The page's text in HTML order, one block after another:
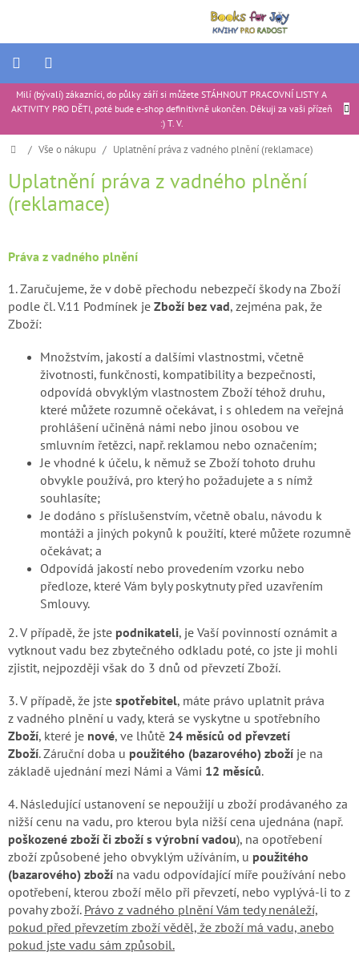
Milí (bývalí) zákazníci, do půlky září si můžete STÁHNOUT PRACOVNÍ LISTY A
AKTIVITY PRO DĚTI, poté bude e-shop definitivně ukončen. Děkuji za vaši přízeň
:) T. V.
Ukázkové
produkty
Portfolio
Tipy
na
dárky
děti
Recenze
produktů
Ke
Značky
Přihlášení
Domů
/ Vše o nákupu / Uplatnění práva z vadného plnění (reklamace)
Uplatnění práva z vadného plnění
(reklamace)
Práva z vadného plnění
1.Zaručujeme, že v době přechodu nebezpečí škody na Zboží
podle čl. V.11 Podmínek je Zboží bez vad, zejména pak, že
Zboží:
Množstvím, jakostí a dalšími vlastnostmi, včetně
životnosti, funkčnosti, kompatibility a bezpečnosti,
odpovídá obvyklým vlastnostem Zboží téhož druhu,
které můžete rozumně očekávat, i s ohledem na veřejná
prohlášení učiněná námi nebo jinou osobou ve
smluvním řetězci, např. reklamou nebo označením;
Je vhodné k účelu, k němuž se Zboží tohoto druhu
obvykle používá, pro který ho požadujete a s nímž
souhlasíte;
Je dodáno s příslušenstvím, včetně obalu, návodu k
montáži a jiných pokynů k použití, které můžete rozumně
očekávat; a
Odpovídá jakostí nebo provedením vzorku nebo
předloze, které Vám byly poskytnuty před uzavřením
Smlouvy.
2. V případě, že jste podnikateli, je Vaší povinností oznámit a
vytknout vadu bez zbytečného odkladu poté, co jste ji mohli
zjistit, nejpozději však do 3 dnů od převzetí Zboží.
3. V případě, že jste spotřebitel, máte právo uplatnit práva
z vadného plnění u vady, která se vyskytne u spotřebního
Zboží, které je nové, ve lhůtě 24 měsíců od převzetí
Zboží. Záruční doba u použitého (bazarového) zboží je na
základě ujednání mezi Námi a Vámi 12 měsíců.
4. Následující ustanovení se nepoužijí u zboží prodávaného za
nižší cenu na vadu, pro kterou byla nižší cena ujednána (např.
poškozené zboží či zboží s výrobní vadou), na opotřebení
zboží způsobené jeho obvyklým užíváním, u použitého
(bazarového) zboží na vadu odpovídající míře používání nebo
opotřebení, kterou zboží mělo při převzetí, nebo vyplývá-li to z
povahy zboží. Právo z vadného plnění Vám tedy nenáleží,
pokud před převzetím zboží věděl, že zboží má vadu, anebo
pokud jste vadu sám způsobil.